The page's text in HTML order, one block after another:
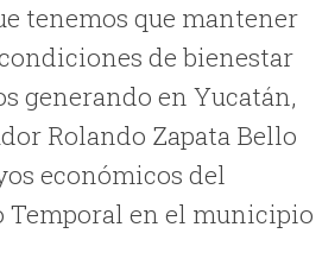
tenemos que mantener
de bienestar
generando en Yucatán,
Rolando Zapata Bello
económicos del
Temporal en el municipio